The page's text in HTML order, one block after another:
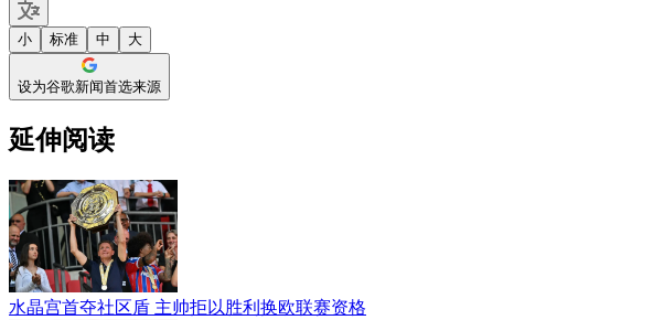
小 标准 中 大
设为谷歌新闻首选来源
延伸阅读
水晶宫首夺社区盾 主帅拒以胜利换欧联赛资格